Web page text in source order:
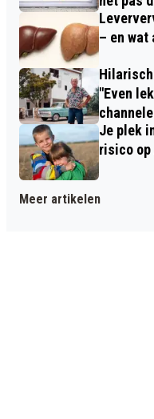
– en wat
"Even
Je plek
risico op
Meer artikelen